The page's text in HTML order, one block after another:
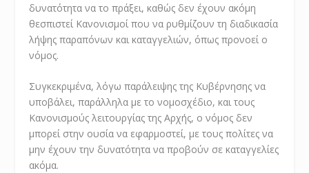
δυνατότητα να το πράξει, καθώς δεν έχουν ακόμη
θεσπιστεί Κανονισμοί που να ρυθμίζουν τη διαδικασία
λήψης παραπόνων και καταγγελιών, όπως προνοεί ο
νόμος.
Συγκεκριμένα, λόγω παράλειψης της Κυβέρνησης να
υποβάλει, παράλληλα με το νομοσχέδιο, και τους
Κανονισμούς λειτουργίας της Αρχής, ο νόμος δεν
μπορεί στην ουσία να εφαρμοστεί, με τους πολίτες να
μην έχουν την δυνατότητα να προβούν σε καταγγελίες
ακόμα.